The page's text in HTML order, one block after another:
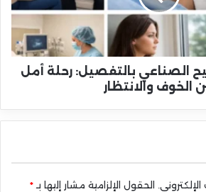
الصناعي بالتفصيل: رحلة أمل
الخوف والانتظار
الحقول الإلزامية مشار إليها بـ *